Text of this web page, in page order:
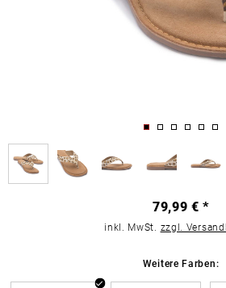
79,99 € *
inkl. MwSt. zzgl.
Weitere Farben: